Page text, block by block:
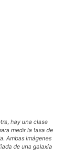
hay una clase
medir la tasa de
Ambas imágenes
de una galaxia